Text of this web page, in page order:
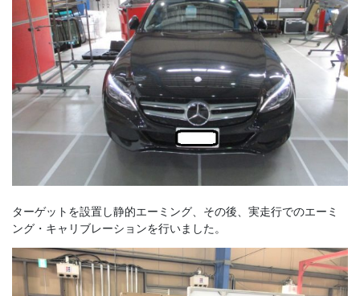
ターゲットを設置し静的エーミング、その後、実走行でのエーミ
ング・キャリブレーションを行いました。